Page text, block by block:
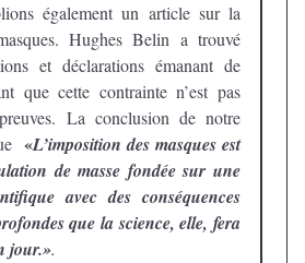
également un article sur la
Hughes Belin a trouvé
et déclarations émanant de
que cette contrainte n’est pas
La conclusion de notre
«L’imposition des masques est
de masse fondée sur une
avec des conséquences
que la science, elle, fera
jour.».